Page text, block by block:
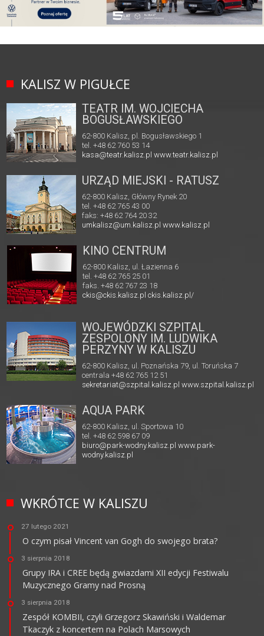
KALISZ W PIGUŁCE
TEATR IM. WOJCIECHA
BOGUSŁAWSKIEGO
62-800 Kalisz, pl. Bogusławskiego 1
tel. +48 62 760 53 14
kasa@teatr.kalisz.pl www.teatr.kalisz.pl
URZĄD MIEJSKI - RATUSZ
62-800 Kalisz, Główny Rynek 20
tel. +48 62 765 43 00
faks: +48 62 764 20 32
umkalisz@um.kalisz.plwww.kalisz.pl
KINO CENTRUM
62-800 Kalisz, ul. Łazienna 6
tel. +48 62 765 25 01
faks. +48 62 767 23 18
ckis@ckis.kalisz.pl ckis.kalisz.pl/
WOJEWÓDZKI SZPITAL
ZESPOLONY IM. LUDWIKA
PERZYNY W KALISZU
62-800 Kalisz, ul. Poznańska 79, ul. Toruńska 7
centrala +48 62 765 12 51
sekretariat@szpital.kalisz.pl www.szpital.kalisz.pl
AQUA PARK
62-800 Kalisz, ul. Sportowa 10
tel. +48 62 598 67 09
biuro@park-wodny.kalisz.pl www.park-
wodny.kalisz.pl
WKRÓTCE W KALISZU
27 lutego 2021
O czym pisał Vincent van Gogh do swojego brata?
3 sierpnia 2018
Grupy IRA i CREE będą gwiazdami XII edycji Festiwalu
Muzycznego Gramy nad Prosną
3 sierpnia 2018
Zespół KOMBII, czyli Grzegorz Skawiński i Waldemar
Tkaczyk z koncertem na Polach Marsowych